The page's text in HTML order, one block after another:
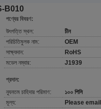
B010
পণ্যের বিবরণ:
উৎপত্তি স্থল:
চীন
পরিচিতিমুলক নাম:
OEM
সাক্ষ্যদান:
RoHS
মডেল নম্বার:
J1939
প্রদান:
ন্যূনতম চাহিদার পরিমাণ:
১০০ পিসি
মূল্য:
Please